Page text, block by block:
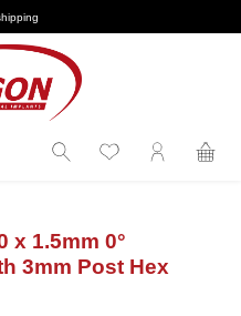
x 1.5mm 0°
3mm Post Hex